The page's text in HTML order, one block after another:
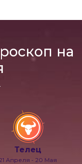
на
Телец
21 Апреля - 20 Мая